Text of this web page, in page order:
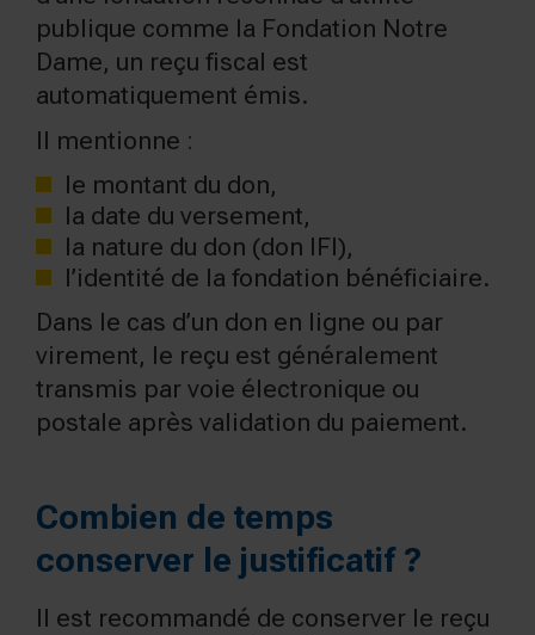
publique comme la Fondation Notre
Dame, un reçu fiscal est
automatiquement émis.
Il mentionne :
le montant du don,
la date du versement,
la nature du don (don IFI),
l’identité de la fondation bénéficiaire.
Dans le cas d’un don en ligne ou par
virement, le reçu est généralement
transmis par voie électronique ou
postale après validation du paiement.
Combien de temps
conserver le justificatif ?
Il est recommandé de conserver le reçu